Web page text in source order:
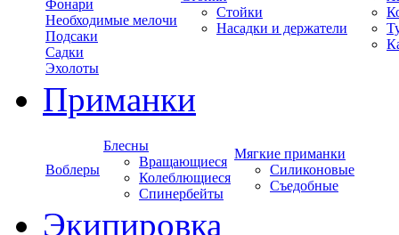
Фонари
Необходимые мелочи
Подсаки
Садки
Эхолоты
Стойки
Насадки и держатели
Приманки
Воблеры
Блесны
Вращающиеся
Колеблющиеся
Спинербейты
Мягкие приманки
Силиконовые
Съедобные
Экипировка